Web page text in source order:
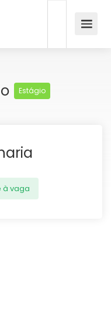
Estágio
à vaga